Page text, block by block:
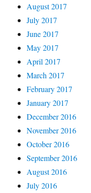
August 2017
July 2017
June 2017
May 2017
April 2017
March 2017
February 2017
January 2017
December 2016
November 2016
October 2016
September 2016
August 2016
July 2016